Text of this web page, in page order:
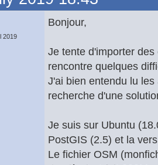
2019
Bonjour,
Je tente d'importer
rencontre quelques
J'ai bien entendu lu
recherche d'une
Je suis sur Ubuntu
PostGIS (2.5) et la
Le fichier OSM